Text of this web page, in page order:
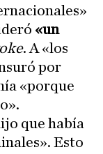
«un
. A «los
por
«porque
que había
Esto